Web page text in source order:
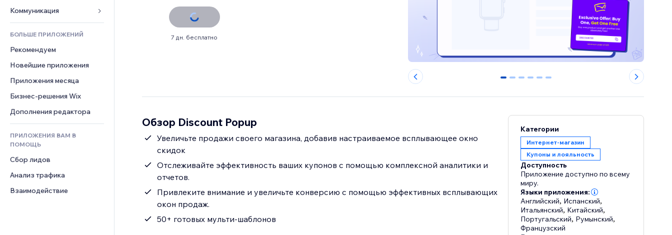
Списки сайтов
Эл. почта
Бухгалтерский учет
Купоны и лояльность
Складские услуги
Еда и напитки
Рестораны
Недвижимость
Онлайн-запись
Музыка
Подкасты
Фотография
Видео
PDF
Обмен файлами
Новости
Карты и навигация
Конфиденциальность и
безопасность
Часы
Баннеры и значки
Калькуляторы
Погода
Графики и таблицы
Формы
Опросы
Чат
Комментарии
Телефон
Сообщество
Отзывы и комментарии
Управление отношениями с
клиентом (CRM)
БОЛЬШЕ ПРИЛОЖЕНИЙ
Рекомендуем
Новейшие приложения
Приложения месяца
Бизнес-решения Wix
Дополнения редактора
ПРИЛОЖЕНИЯ ВАМ В
ПОМОЩЬ
Сбор лидов
Анализ трафика
Взаимодействие
7 дн. бесплатно
0 1 2 3 4 5
Обзор Discount Popup
Увеличьте продажи своего магазина, добавив настраиваемое всплывающее окно
скидок
Отслеживайте эффективность ваших купонов с помощью комплексной аналитики и
отчетов.
Привлеките внимание и увеличьте конверсию с помощью эффективных всплывающих
окон продаж.
50+ готовых мульти-шаблонов
Категории
Интернет-магазин
Купоны и лояльность
Доступность
Приложение доступно по всему
миру.
Языки приложения:
Английский, Испанский,
Итальянский, Китайский,
Португальский, Румынский,
Французский